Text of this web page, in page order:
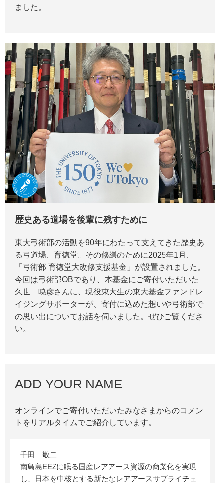
ました。
歴史ある道場を後輩に残すために
東大弓術部の活動を90年にわたって支えてきた歴史あ
る弓道場、育徳堂。その修繕のために2025年1月、
「弓術部 育徳堂大改修支援基金」が設置されました。
今回は弓術部OBであり、本基金にご寄付いただいた
久世 暁彦さんに、現役東大生の東大基金ファンドレ
イジングサポーターが、寄付に込めた想いや弓術部で
の思い出についてお話を伺いました。ぜひご覧くださ
い。
ADD YOUR NAME
オンラインでご寄付いただいたみなさまからのコメン
トをリアルタイムでご紹介しています。
千田 敬二
南鳥島EEZに眠る国産レアアース資源の商業化を実現
し、日本を中核とする新たなレアアースサプライチェ